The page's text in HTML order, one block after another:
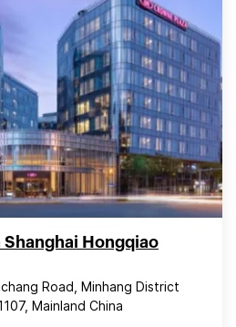
Shanghai Hongqiao
Road, Minhang District
Mainland China